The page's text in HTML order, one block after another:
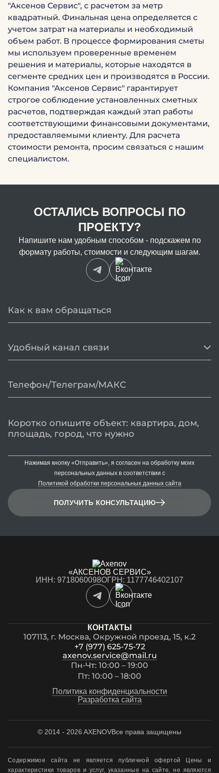
"Аксенов Сервис", с расчетом за метр
квадратный. Финальная цена определяется с
учетом затрат на материалы и необходимый
объем работ. В процессе формирования сметы
мы используем проверенные временем
решения и материалы, которые находятся в
сегменте средних цен и производятся в России.
Компания "Аксенов Сервис" гарантирует
строгое соблюдение установленных сметных
расчетов, подтверждая каждый этап работы
соответствующими финансовыми документами,
предоставляемыми клиенту. Для расчета
стоимости ремонта, просим связаться с нашим
специалистом.
ОСТАЛИСЬ ВОПРОСЫ ПО
ПРОЕКТУ?
Напишите нам удобным способом - подскажем по
формату работы, стоимости и следующим шагам.
Удобный канал связи
ПОЛУЧИТЬ КОНСУЛЬТАЦИЮ
Нажимая кнопку «Отправить», я согласен на обработку моих
персональных данных в соответствии с
Политикой обработки персональных данных сайта
«АКСЕНОВ СЕРВИС»
ИНН: 9718060098ОГРН: 1177746402107
КОНТАКТЫ
107113, г. Москва, Окружной проезд, 15, к.2
+7 (977) 625-75-72
axenov.service@mail.ru
Пн-Чт: 10:00 – 19:00
Пт: 10:00 – 18:00
Политика конфиденциальности
Разработка сайта
© 2014 - 2026 AXENOVВсе права защищены
Содержимое сайта не является публичной офертой Цены и
характеристики товаров и услуг, указанные на сайте, не являются